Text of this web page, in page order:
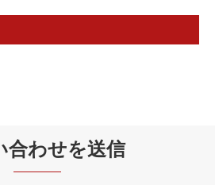
合わせを送信